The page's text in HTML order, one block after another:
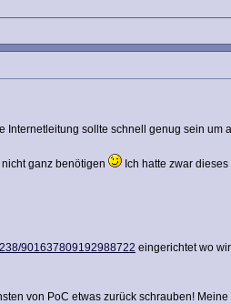
sollte schnell genug sein um
ganz benötigen
Ich hatte zwar
901637809192988722 eingerichtet wo
von PoC etwas zurück schrauben!